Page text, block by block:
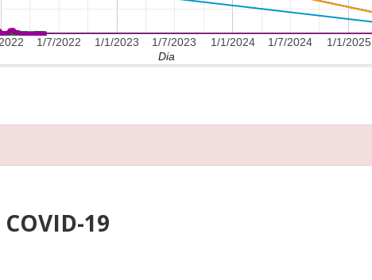
1/1/2023 1/1/2024 1/1/2025
1/7/2022 1/7/2023 1/7/2024
Dia
19